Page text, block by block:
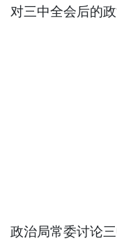
对三中全会后的
政治局常委讨论